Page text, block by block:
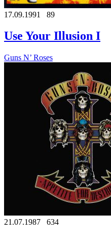
17.09.1991
89
Use Your Illusion I
Guns N’ Roses
21.07.1987
634